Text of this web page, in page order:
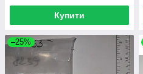
Купити
–25%